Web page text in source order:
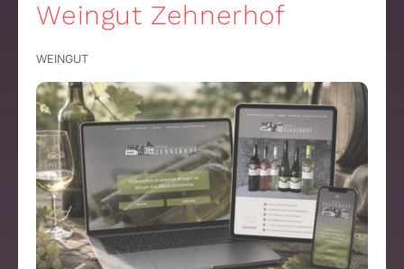
Weingut Zehnerhof
WEINGUT